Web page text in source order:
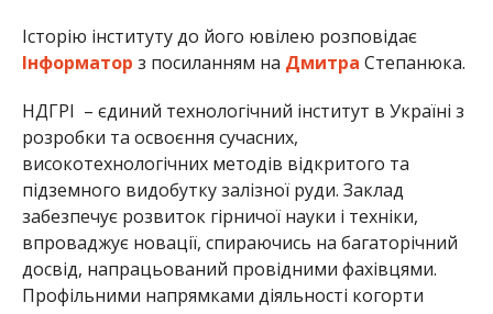
Історію інституту до його ювілею розповідає
Інформатор з посиланням на Дмитра Степанюка.
НДГРІ – єдиний технологічний інститут в Україні з
розробки та освоєння сучасних,
високотехнологічних методів відкритого та
підземного видобутку залізної руди. Заклад
забезпечує розвиток гірничої науки і техніки,
впроваджує новації, спираючись на багаторічний
досвід, напрацьований провідними фахівцями.
Профільними напрямками діяльності когорти